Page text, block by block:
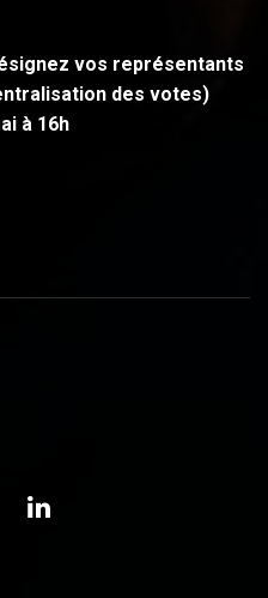
vos représentants
des votes)
à 16h